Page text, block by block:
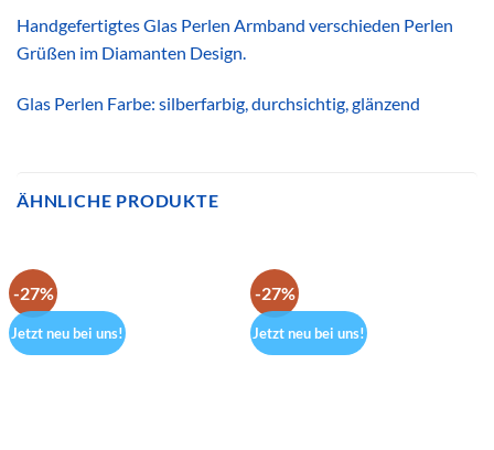
Handgefertigtes Glas Perlen Armband verschieden Perlen
Grüßen im Diamanten Design.
Glas Perlen Farbe: silberfarbig, durchsichtig, glänzend
ÄHNLICHE PRODUKTE
-27%
Jetzt neu bei uns!
-27%
Jetzt neu bei uns!